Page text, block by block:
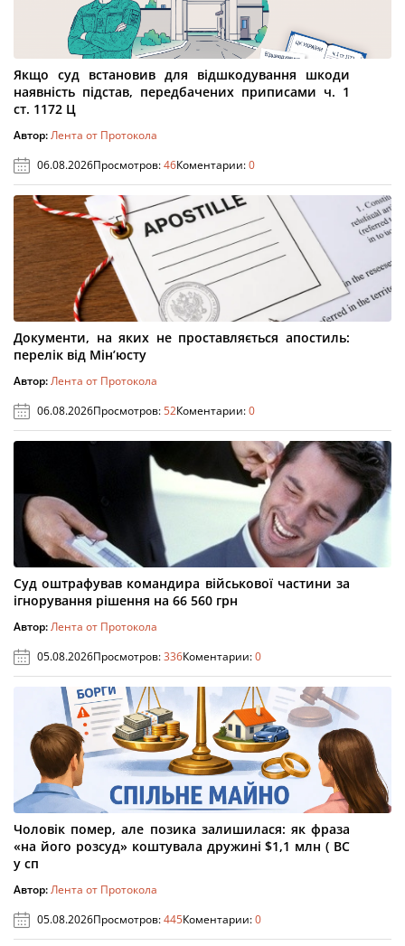
Якщо суд встановив для відшкодування шкоди
наявність підстав, передбачених приписами ч. 1
ст. 1172 Ц
Автор:Лента от Протокола
06.08.2026Просмотров:46Коментарии:0
Документи, на яких не проставляється апостиль:
перелік від Мін’юсту
Автор:Лента от Протокола
06.08.2026Просмотров:52Коментарии:0
Суд оштрафував командира військової частини за
ігнорування рішення на 66 560 грн
Автор:Лента от Протокола
05.08.2026Просмотров:336Коментарии:0
Чоловік помер, але позика залишилася: як фраза
«на його розсуд» коштувала дружині $1,1 млн ( ВС
у сп
Автор:Лента от Протокола
05.08.2026Просмотров:445Коментарии:0